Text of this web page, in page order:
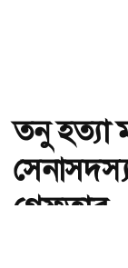
তনু হত্যা
গ্রেফতার